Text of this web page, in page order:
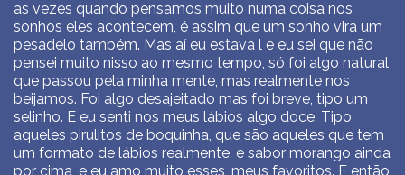
as vezes quando pensamos muito numa coisa nos
sonhos eles acontecem, é assim que um sonho vira um
pesadelo também. Mas aí eu estava l e eu sei que não
pensei muito nisso ao mesmo tempo, só foi algo natural
que passou pela minha mente, mas realmente nos
beijamos. Foi algo desajeitado mas foi breve, tipo um
selinho. E eu senti nos meus lábios algo doce. Tipo
aqueles pirulitos de boquinha, que são aqueles que tem
um formato de lábios realmente, e sabor morango ainda
por cima, e eu amo muito esses, meus favoritos. E então